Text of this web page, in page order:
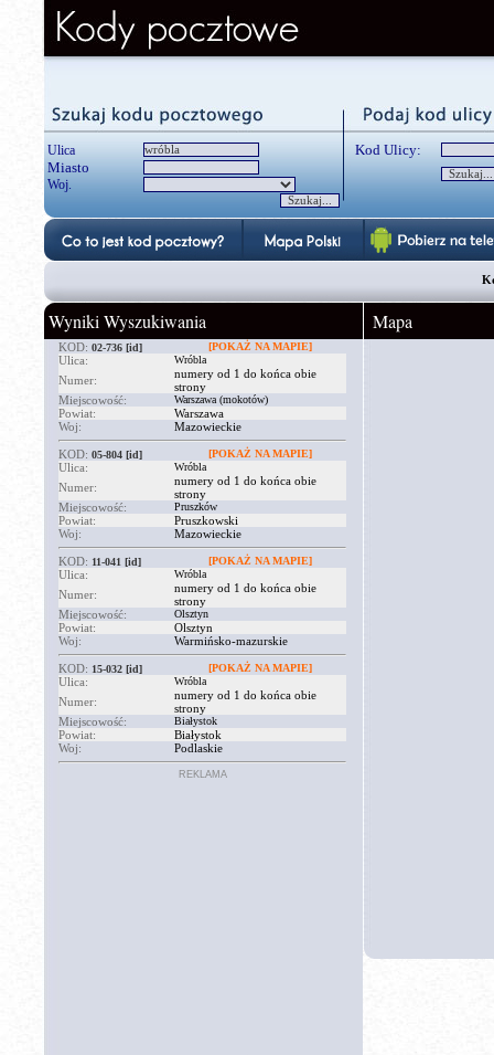
Ulica
Miasto
Woj.
Kod Ulicy:
Wyniki Wyszukiwania
KOD: 02-736 [id] [POKAŻ NA MAPIE]
Ulica: Wróbla
Numer:
numery od 1 do końca obie
strony
Miejscowość:
Warszawa (mokotów)
Powiat:
Warszawa
Woj:
Mazowieckie
KOD: 05-804 [id] [POKAŻ NA MAPIE]
Ulica: Wróbla
Numer:
numery od 1 do końca obie
strony
Miejscowość:
Pruszków
Powiat:
Pruszkowski
Woj:
Mazowieckie
KOD: 11-041 [id] [POKAŻ NA MAPIE]
Ulica: Wróbla
Numer:
numery od 1 do końca obie
strony
Miejscowość:
Olsztyn
Powiat:
Olsztyn
Woj:
Warmińsko-mazurskie
KOD: 15-032 [id] [POKAŻ NA MAPIE]
Ulica: Wróbla
Numer:
numery od 1 do końca obie
strony
Miejscowość:
Białystok
Powiat:
Białystok
Woj:
Podlaskie
REKLAMA
Mapa